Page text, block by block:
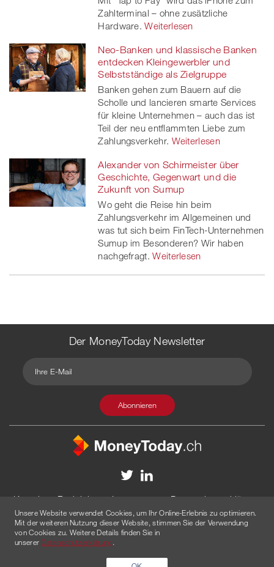
Zahlterminal – ohne zusätzliche
Hardware. Weiterlesen
Neo-Banken und klassische Banken
entdecken Kleingewerbler und
Selbstständige als Zielgruppe
Banken gehen zum Bauern auf die
Scholle und lancieren smarte Services
für kleine Unternehmen – auch das ist
Teil der neu entflammten Liebe zum
Zahlungsverkehr. Weiterlesen
Alexander von Schirmeister über
Geschichte, Gegenwart und die
Zukunft von Sumup
Wo geht die Reise hin beim
Zahlungsverkehr im Allgemeinen und
was tut sich beim FinTech-Unternehmen
Sumup im Besonderen? Wir haben
nachgefragt. Weiterlesen
Der MoneyToday Newsletter
Kontakt Redaktion Impressum
Datenschutzerklärung
Disclaimer
Werbung
© 2026 Created byAGENTUR AM WASSER
Unsere Website verwendet Cookies, um Ihr Online-Erlebnis zu optimieren.
Mit der weiteren Nutzung dieser Website, stimmen Sie der Verwendung
von Cookies zu. Weitere Details finden Sie in
unserer Datenschutzerklärung.